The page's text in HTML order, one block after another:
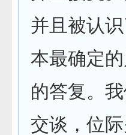
并且被认
本最确定
的答复。
交谈，位